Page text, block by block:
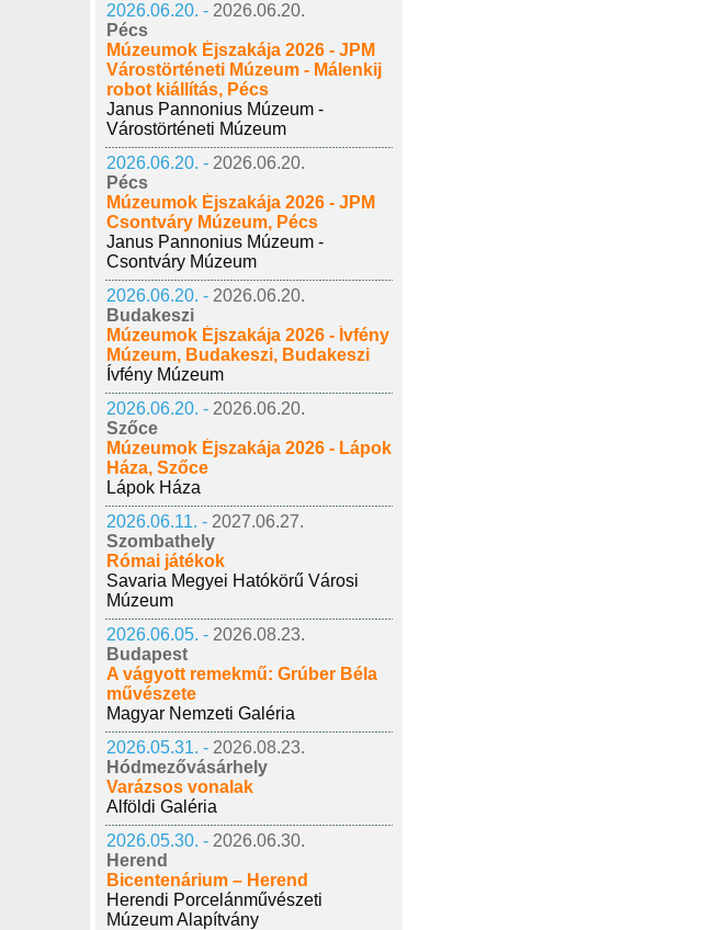
2026.06.20. - 2026.06.20.
Pécs
Múzeumok Éjszakája 2026 - JPM
Várostörténeti Múzeum - Málenkij
robot kiállítás, Pécs
Janus Pannonius Múzeum -
Várostörténeti Múzeum
2026.06.20. - 2026.06.20.
Pécs
Múzeumok Éjszakája 2026 - JPM
Csontváry Múzeum, Pécs
Janus Pannonius Múzeum -
Csontváry Múzeum
2026.06.20. - 2026.06.20.
Budakeszi
Múzeumok Éjszakája 2026 - Ívfény
Múzeum, Budakeszi, Budakeszi
Ívfény Múzeum
2026.06.20. - 2026.06.20.
Szőce
Múzeumok Éjszakája 2026 - Lápok
Háza, Szőce
Lápok Háza
2026.06.11. - 2027.06.27.
Szombathely
Római játékok
Savaria Megyei Hatókörű Városi
Múzeum
2026.06.05. - 2026.08.23.
Budapest
A vágyott remekmű: Grúber Béla
művészete
Magyar Nemzeti Galéria
2026.05.31. - 2026.08.23.
Hódmezővásárhely
Varázsos vonalak
Alföldi Galéria
2026.05.30. - 2026.06.30.
Herend
Bicentenárium – Herend
Herendi Porcelánművészeti
Múzeum Alapítvány